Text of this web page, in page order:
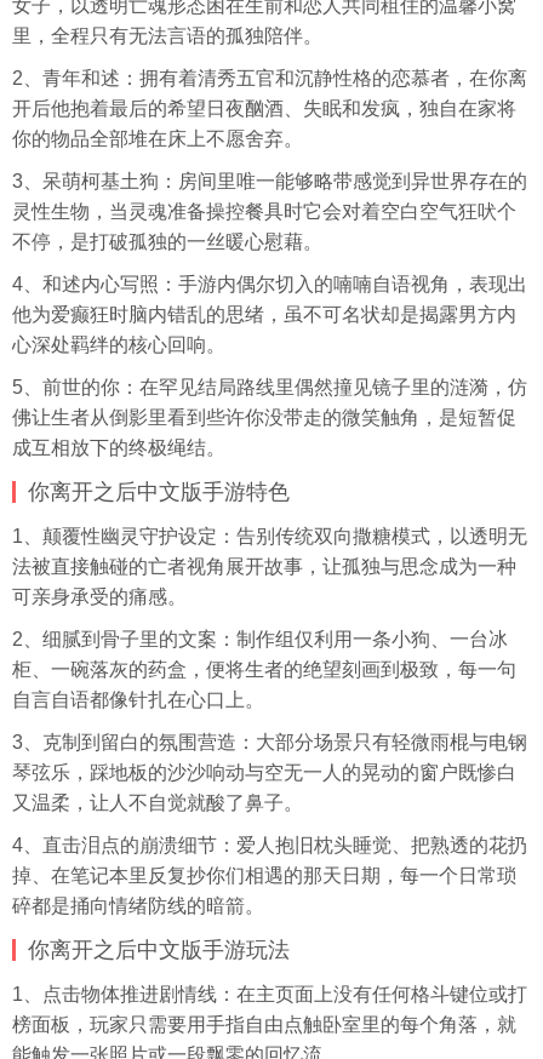
女子，以透明亡魂形态困在生前和恋人共同租住的温馨小窝
里，全程只有无法言语的孤独陪伴。
2、青年和述：拥有着清秀五官和沉静性格的恋慕者，在你离
开后他抱着最后的希望日夜酗酒、失眠和发疯，独自在家将
你的物品全部堆在床上不愿舍弃。
3、呆萌柯基土狗：房间里唯一能够略带感觉到异世界存在的
灵性生物，当灵魂准备操控餐具时它会对着空白空气狂吠个
不停，是打破孤独的一丝暖心慰藉。
4、和述内心写照：手游内偶尔切入的喃喃自语视角，表现出
他为爱癫狂时脑内错乱的思绪，虽不可名状却是揭露男方内
心深处羁绊的核心回响。
5、前世的你：在罕见结局路线里偶然撞见镜子里的涟漪，仿
佛让生者从倒影里看到些许你没带走的微笑触角，是短暂促
成互相放下的终极绳结。
你离开之后中文版手游特色
1、颠覆性幽灵守护设定：告别传统双向撒糖模式，以透明无
法被直接触碰的亡者视角展开故事，让孤独与思念成为一种
可亲身承受的痛感。
2、细腻到骨子里的文案：制作组仅利用一条小狗、一台冰
柜、一碗落灰的药盒，便将生者的绝望刻画到极致，每一句
自言自语都像针扎在心口上。
3、克制到留白的氛围营造：大部分场景只有轻微雨棍与电钢
琴弦乐，踩地板的沙沙响动与空无一人的晃动的窗户既惨白
又温柔，让人不自觉就酸了鼻子。
4、直击泪点的崩溃细节：爱人抱旧枕头睡觉、把熟透的花扔
掉、在笔记本里反复抄你们相遇的那天日期，每一个日常琐
碎都是捅向情绪防线的暗箭。
你离开之后中文版手游玩法
1、点击物体推进剧情线：在主页面上没有任何格斗键位或打
榜面板，玩家只需要用手指自由点触卧室里的每个角落，就
能触发一张照片或一段飘零的回忆流。